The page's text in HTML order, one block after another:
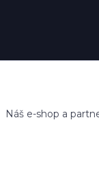
Náš e-shop a